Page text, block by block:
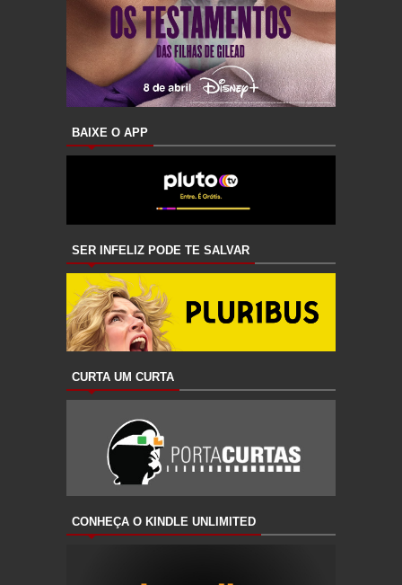
BAIXE O APP
SER INFELIZ PODE TE SALVAR
CURTA UM CURTA
CONHEÇA O KINDLE UNLIMITED